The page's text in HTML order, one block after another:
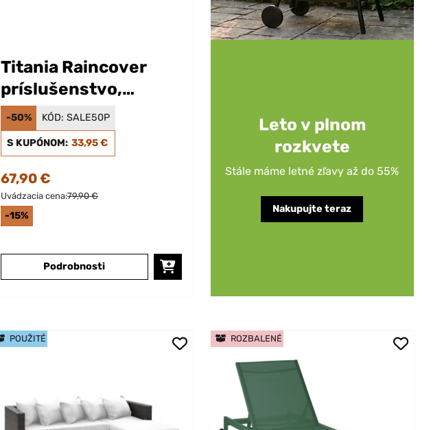
Titania Raincover
príslušenstvo,
ochranný kryt
-50% KÓD: SALE50P
S KUPÓNOM: 33,95 €
67,90 €
Uvádzacia cena:79,90 €
-15%
Podrobnosti
Leto v plnom
rozkvete
Stále máme letné zľavy až do 55%
Nakupujte teraz
POUŽITÉ ROZBALENÉ